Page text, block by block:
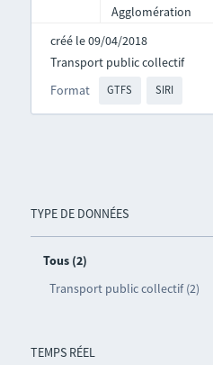
TYPE DE DONNÉES
Tous (2)
Transport public collectif (2)
TEMPS RÉEL
Agglomération
créé le 09/04/2018
Format GTFS SIRI
Transport public collectif